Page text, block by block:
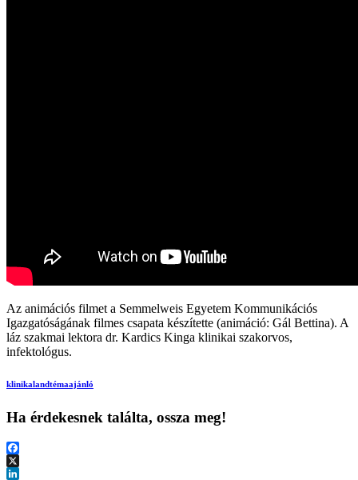
Az animációs filmet a Semmelweis Egyetem Kommunikációs
Igazgatóságának filmes csapata készítette (animáció: Gál Bettina). A
láz szakmai lektora dr. Kardics Kinga klinikai szakorvos,
infektológus.
klinikalandtémaajánló
Ha érdekesnek találta, ossza meg!
Facebook
X